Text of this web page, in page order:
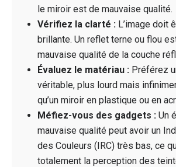
le miroir est de mauvaise qualité.
Vérifiez la clarté : L’image doit
brillante. Un reflet terne ou flou
mauvaise qualité de la couche
Évaluez le matériau : Préférez
véritable, plus lourd mais
qu’un miroir en plastique ou en
Méfiez-vous des gadgets : Un
mauvaise qualité peut avoir un
des Couleurs (IRC) très bas, ce
totalement la perception des